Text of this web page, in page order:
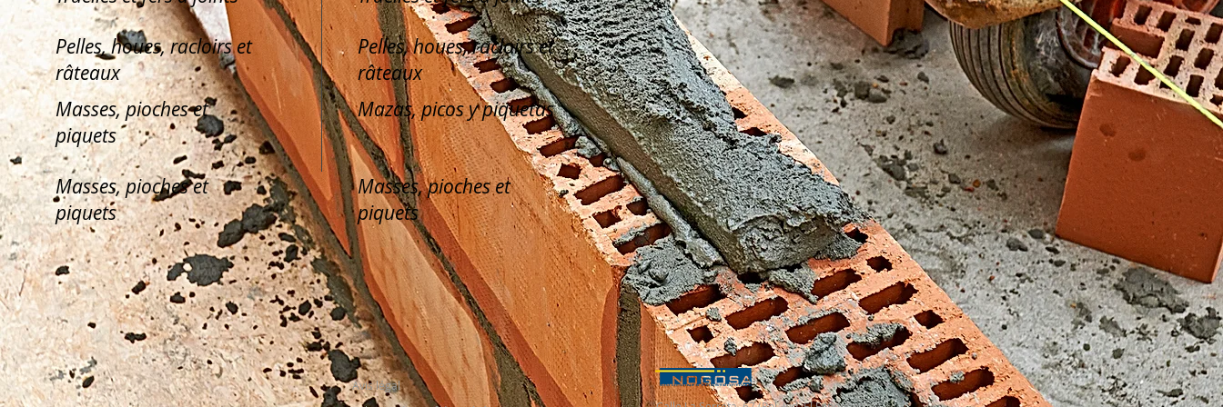
Pelles, houes, racloirs et
râteaux
Pelles, houes, racloirs et
râteaux
Masses, pioches et
piquets
Mazas, picos y piquetas
Masses, pioches et
piquets
Masses, pioches et
piquets
Avis légal